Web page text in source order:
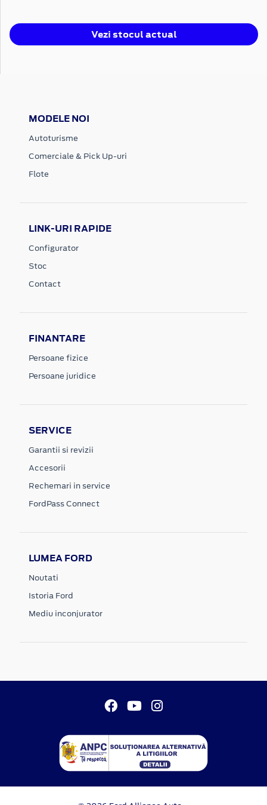
Vezi stocul actual
MODELE NOI
Autoturisme
Comerciale & Pick Up-uri
Flote
LINK-URI RAPIDE
Configurator
Stoc
Contact
FINANTARE
Persoane fizice
Persoane juridice
SERVICE
Garantii si revizii
Accesorii
Rechemari in service
FordPass Connect
LUMEA FORD
Noutati
Istoria Ford
Mediu inconjurator